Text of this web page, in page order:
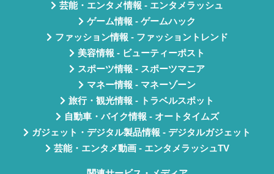
芸能・エンタメ情報 - エンタメラッシュ
ゲーム情報 - ゲームハック
ファッション情報 - ファッショントレンド
美容情報 - ビューティーポスト
スポーツ情報 - スポーツマニア
マネー情報 - マネーゾーン
旅行・観光情報 - トラベルスポット
自動車・バイク情報 - オートタイムズ
ガジェット・デジタル製品情報 - デジタルガジェット
芸能・エンタメ動画 - エンタメラッシュTV